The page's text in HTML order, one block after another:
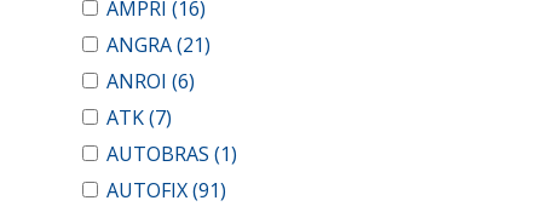
AMPRI (16)
ANGRA(21)
ANROI (6)
ATK(7)
AUTOBRAS (1)
AUTOFIX(91)